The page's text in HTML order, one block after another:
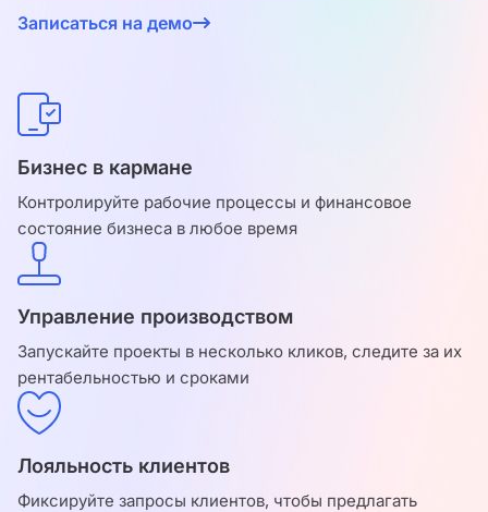
условиями оферты.
Записаться на демо
Бизнес в кармане
Контролируйте рабочие процессы и финансовое
состояние бизнеса в любое время
Управление производством
Запускайте проекты в несколько кликов, следите за их
рентабельностью и сроками
Лояльность клиентов
Фиксируйте запросы клиентов, чтобы предлагать